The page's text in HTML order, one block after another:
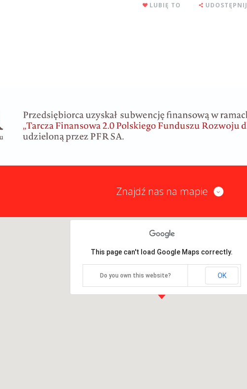
LUBIĘ TO UDOSTĘPNIJ
Znajdź nas na mapie
This page can't load Google Maps correctly.
Do you own this website? OK